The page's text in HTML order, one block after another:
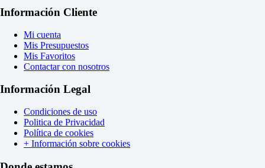
Información Cliente
Mi cuenta
Mis Presupuestos
Mis Favoritos
Contactar con nosotros
Información Legal
Condiciones de uso
Politica de Privacidad
Política de cookies
+ Información sobre cookies